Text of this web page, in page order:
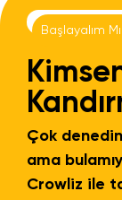
Başlayalım
Çok
ama
Crowliz ile